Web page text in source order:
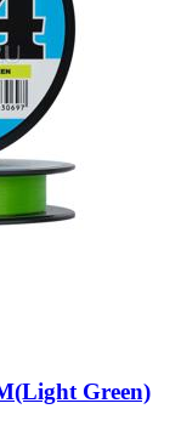
Green)